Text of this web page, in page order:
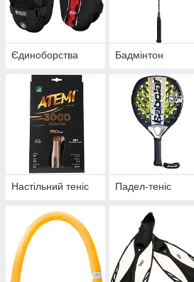
Єдиноборства Бадмінтон
Настільний теніс Падел-теніс